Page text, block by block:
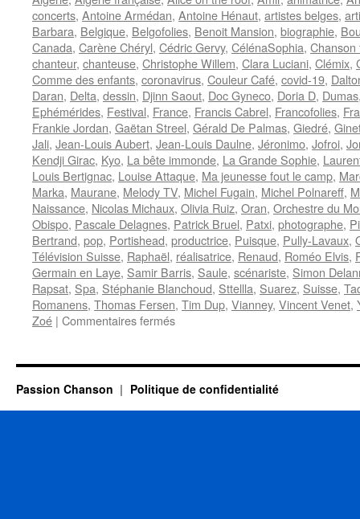
concerts, Antoine Armédan, Antoine Hénaut, artistes belges,
Barbara, Belgique, Belgofolies, Benoit Mansion, biographie,
Canada, Carène Chéryl, Cédric Gervy, CélénaSophia, Chanson
chanteur, chanteuse, Christophe Willem, Clara Luciani, Clémix,
Comme des enfants, coronavirus, Couleur Café, covid-19,
Daran, Delta, dessin, Djinn Saout, Doc Gyneco, Doria D, Dumas
Ephémérides, Festival, France, Francis Cabrel, Francofolies,
Frankie Jordan, Gaëtan Streel, Gérald De Palmas, Giedré,
Jali, Jean-Louis Aubert, Jean-Louis Daulne, Jéronimo, Jofroi,
Kendji Girac, Kyo, La bête immonde, La Grande Sophie,
Louis Bertignac, Louise Attaque, Ma jeunesse fout le camp,
Marka, Maurane, Melody TV, Michel Fugain, Michel Polnareff,
Naissance, Nicolas Michaux, Olivia Ruiz, Oran, Orchestre du
Obispo, Pascale Delagnes, Patrick Bruel, Patxi, photographe,
Bertrand, pop, Portishead, productrice, Puisque, Pully-Lavaux,
Télévision Suisse, Raphaël, réalisatrice, Renaud, Roméo Elvis,
Germain en Laye, Samir Barris, Saule, scénariste, Simon
Rapsat, Spa, Stéphanie Blanchoud, Sttellla, Suarez, Suisse,
Romanens, Thomas Fersen, Tim Dup, Vianney, Vincent Venet,
Zoé | Commentaires ferméssur
Passion Chanson Politique de confidentialité